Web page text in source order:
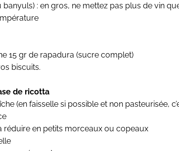
banyuls) : en gros, ne mettez pas plus de vin
15 gr de rapadura (sucre complet)
biscuits.
de ricotta
(en faisselle si possible et non pasteurisée,
réduire en petits morceaux ou copeaux